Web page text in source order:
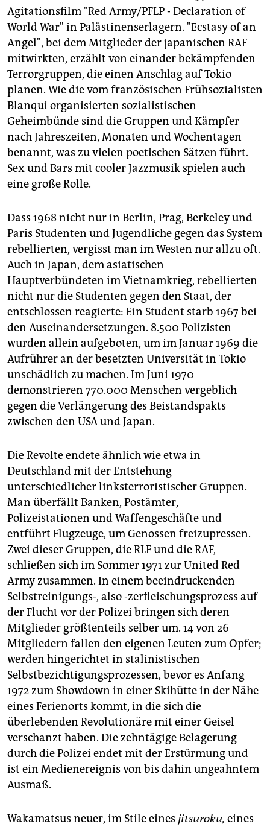
Agitationsfilm "Red Army/PFLP - Declaration of
World War" in Palästinenserlagern. "Ecstasy of an
Angel", bei dem Mitglieder der japanischen RAF
mitwirkten, erzählt von einander bekämpfenden
Terrorgruppen, die einen Anschlag auf Tokio
planen. Wie die vom französischen Frühsozialisten
Blanqui organisierten sozialistischen
Geheimbünde sind die Gruppen und Kämpfer
nach Jahreszeiten, Monaten und Wochentagen
benannt, was zu vielen poetischen Sätzen führt.
Sex und Bars mit cooler Jazzmusik spielen auch
eine große Rolle.
Dass 1968 nicht nur in Berlin, Prag, Berkeley und
Paris Studenten und Jugendliche gegen das System
rebellierten, vergisst man im Westen nur allzu oft.
Auch in Japan, dem asiatischen
Hauptverbündeten im Vietnamkrieg, rebellierten
nicht nur die Studenten gegen den Staat, der
entschlossen reagierte: Ein Student starb 1967 bei
den Auseinandersetzungen. 8.500 Polizisten
wurden allein aufgeboten, um im Januar 1969 die
Aufrührer an der besetzten Universität in Tokio
unschädlich zu machen. Im Juni 1970
demonstrieren 770.000 Menschen vergeblich
gegen die Verlängerung des Beistandspakts
zwischen den USA und Japan.
Die Revolte endete ähnlich wie etwa in
Deutschland mit der Entstehung
unterschiedlicher linksterroristischer Gruppen.
Man überfällt Banken, Postämter,
Polizeistationen und Waffengeschäfte und
entführt Flugzeuge, um Genossen freizupressen.
Zwei dieser Gruppen, die RLF und die RAF,
schließen sich im Sommer 1971 zur United Red
Army zusammen. In einem beeindruckenden
Selbstreinigungs-, also -zerfleischungsprozess auf
der Flucht vor der Polizei bringen sich deren
Mitglieder größtenteils selber um. 14 von 26
Mitgliedern fallen den eigenen Leuten zum Opfer;
werden hingerichtet in stalinistischen
Selbstbezichtigungsprozessen, bevor es Anfang
1972 zum Showdown in einer Skihütte in der Nähe
eines Ferienorts kommt, in die sich die
überlebenden Revolutionäre mit einer Geisel
verschanzt haben. Die zehntägige Belagerung
durch die Polizei endet mit der Erstürmung und
ist ein Medienereignis von bis dahin ungeahntem
Ausmaß.
Wakamatsus neuer, im Stile eines jitsuroku, eines